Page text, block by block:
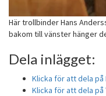
Här trollbinder Hans
bakom till vänster hänger
Dela inlägget:
Klicka för att dela
Klicka för att dela